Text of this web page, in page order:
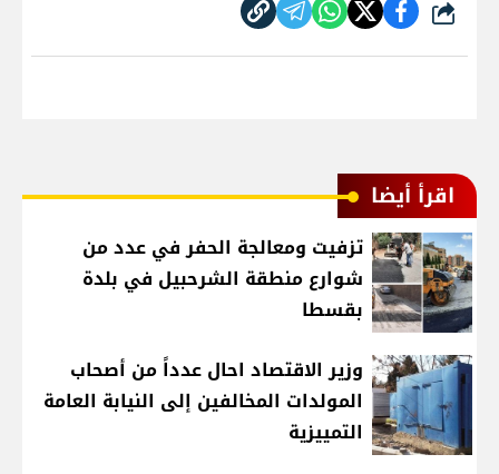
شارك
اقرأ أيضا
تزفيت ومعالجة الحفر في عدد من
شوارع منطقة الشرحبيل في بلدة
بقسطا
وزير الاقتصاد احال عدداً من أصحاب
المولدات المخالفين إلى النيابة العامة
التمييزية